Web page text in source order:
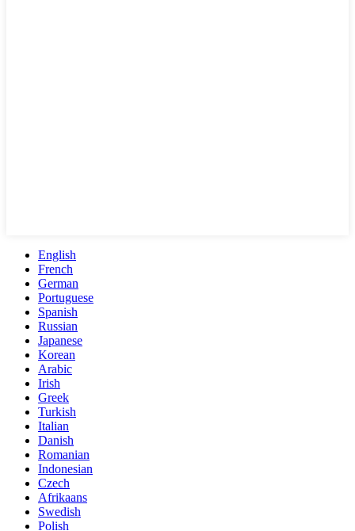
English
French
German
Portuguese
Spanish
Russian
Japanese
Korean
Arabic
Irish
Greek
Turkish
Italian
Danish
Romanian
Indonesian
Czech
Afrikaans
Swedish
Polish